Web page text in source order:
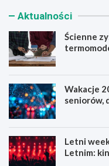
Aktualności
Ścienne
Wakacje
seniorów,
Letni
Letnim: